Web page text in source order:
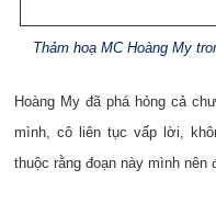
Thảm hoạ MC Hoàng My
Hoàng My đã phá hỏng cả
mình, cô liên tục vấp lời,
thuộc rằng đoạn này mình nên